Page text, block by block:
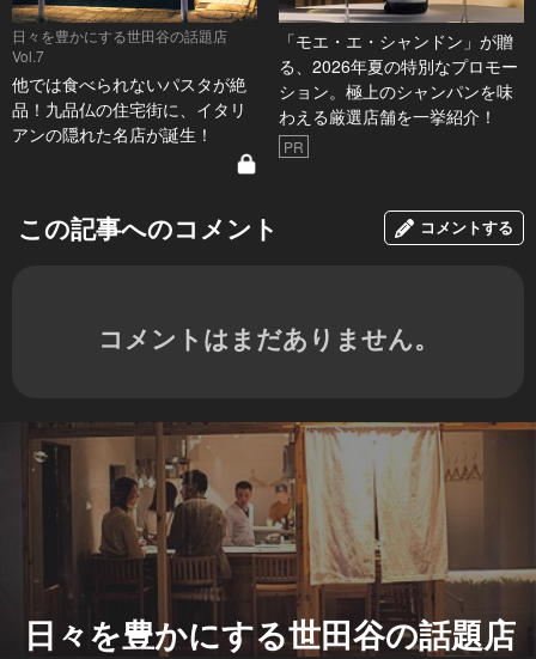
日々を豊かにする世田谷の話題店
Vol.7
他では食べられないパスタが絶
品！九品仏の住宅街に、イタリ
アンの隠れた名店が誕生！
「モエ・エ・シャンドン」が贈
る、2026年夏の特別なプロモー
ション。極上のシャンパンを味
わえる厳選店舗を一挙紹介！
PR
この記事へのコメント コメントする
コメントはまだありません。
日々を豊かにする世田谷の話題店